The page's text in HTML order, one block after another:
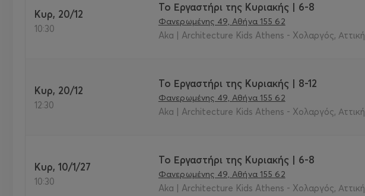
Κυρ, 20/12
10:30
Το Εργαστήρι της Κυριακής | 6-8
Φανερωμένης 49, Αθήνα 155 62
Aka | Architecture Kids Athens - Χολαργός, Αττική
Κυρ, 20/12
12:30
Το Εργαστήρι της Κυριακής | 8-12
Φανερωμένης 49, Αθήνα 155 62
Aka | Architecture Kids Athens - Χολαργός, Αττική
Κυρ, 10/1/27
10:30
Το Εργαστήρι της Κυριακής | 6-8
Φανερωμένης 49, Αθήνα 155 62
Aka | Architecture Kids Athens - Χολαργός, Αττική